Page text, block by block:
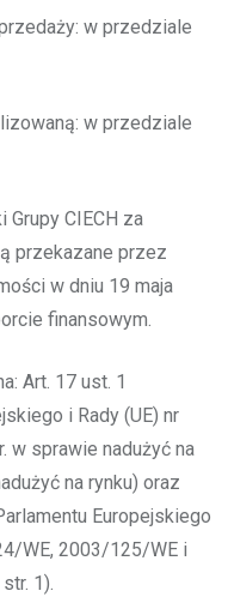
w przedziale
w przedziale
CIECH za
przekazane przez
w dniu 19 maja
finansowym.
Art. 17 ust. 1
i Rady (UE) nr
w sprawie nadużyć na
na rynku) oraz
Europejskiego
WE, 2003/125/WE i
1).